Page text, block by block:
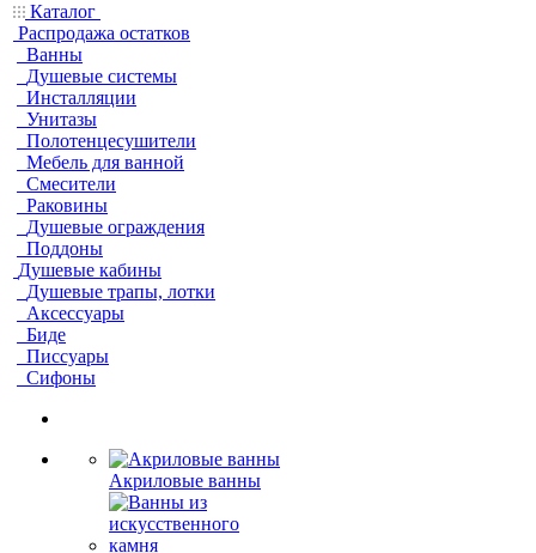
Каталог
Распродажа остатков
Ванны
Душевые системы
Инсталляции
Унитазы
Полотенцесушители
Мебель для ванной
Смесители
Раковины
Душевые ограждения
Поддоны
Душевые кабины
Душевые трапы, лотки
Аксессуары
Биде
Писсуары
Сифоны
Акриловые ванны